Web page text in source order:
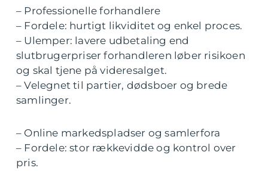
– Professionelle forhandlere
– Fordele: hurtigt likviditet og enkel proces.
– Ulemper: lavere udbetaling end
slutbrugerpriser forhandleren løber risikoen
og skal tjene på videresalget.
– Velegnet til partier, dødsboer og brede
samlinger.
– Online markedspladser og samlerfora
– Fordele: stor rækkevidde og kontrol over
pris.